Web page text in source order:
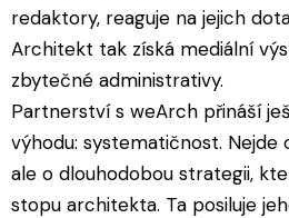
redaktory, reaguje na jejich
Architekt tak získá mediální
zbytečné administrativy.
Partnerství s weArch přináší
výhodu: systematičnost. Nejde
ale o dlouhodobou strategii,
stopu architekta. Ta posiluje